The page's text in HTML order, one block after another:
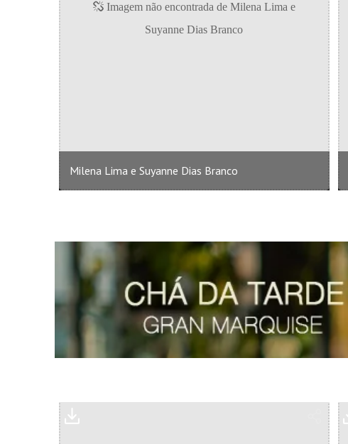
Milena Lima e Suyanne Dias Branco